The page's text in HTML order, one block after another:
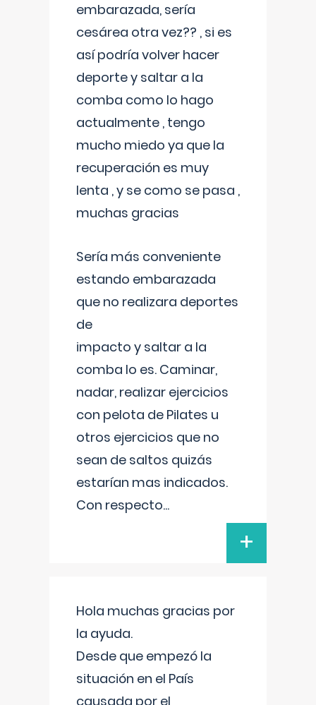
embarazada, sería
cesárea otra vez?? , si es
así podría volver hacer
deporte y saltar a la
comba como lo hago
actualmente , tengo
mucho miedo ya que la
recuperación es muy
lenta , y se como se pasa ,
muchas gracias
Sería más conveniente
estando embarazada
que no realizara deportes
de
impacto y saltar a la
comba lo es. Caminar,
nadar, realizar ejercicios
con pelota de Pilates u
otros ejercicios que no
sean de saltos quizás
estarían mas indicados.
Con respecto...
+
Hola muchas gracias por
la ayuda.
Desde que empezó la
situación en el País
causada por el